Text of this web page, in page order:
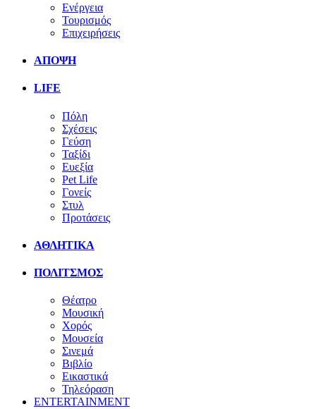
Ενέργεια
Τουρισμός
Επιχειρήσεις
ΑΠΟΨΗ
LIFE
Πόλη
Σχέσεις
Γεύση
Ταξίδι
Ευεξία
Pet Life
Γονείς
Στυλ
Προτάσεις
ΑΘΛΗΤΙΚΑ
ΠΟΛΙΤΣΜΟΣ
Θέατρο
Μουσική
Χορός
Μουσεία
Σινεμά
Βιβλίο
Εικαστικά
Τηλεόραση
ENTERTAINMENT